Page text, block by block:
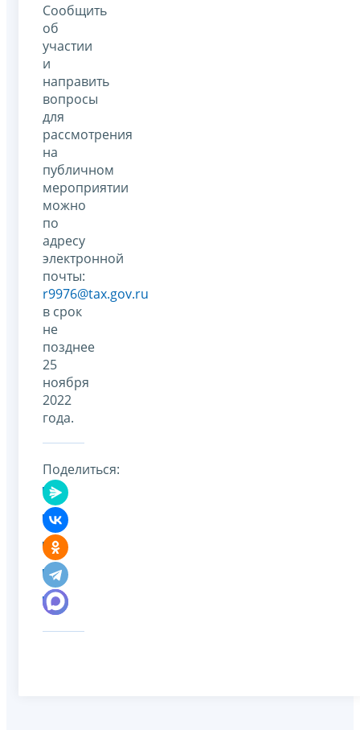
Сообщить
об
участии
и
направить
вопросы
для
рассмотрения
на
публичном
мероприятии
можно
по
адресу
электронной
почты:
r9976@tax.gov.ru
в срок
не
позднее
25
ноября
2022
года.
Поделиться: